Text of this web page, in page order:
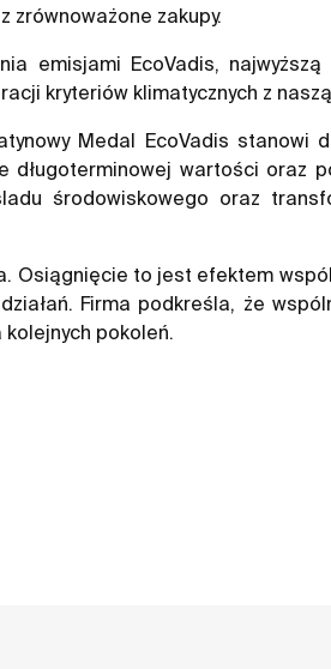
zrównoważone zakupy.
emisjami EcoVadis,
kryteriów klimatycznych z
Medal EcoVadis stanowi
wartości oraz
środowiskowego oraz
to jest efektem
Firma podkreśla, że
kolejnych pokoleń.